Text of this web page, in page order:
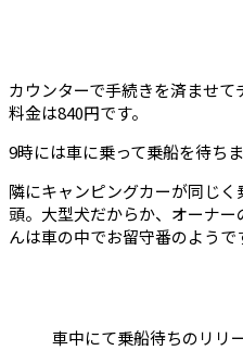
カウンターで手続きを済ませ
料金は840円です。
9時には車に乗って乗船を待ちま
隣にキャンピングカーが同じ
頭。大型犬だからか、オーナ
んは車の中でお留守番のようで
車中にて乗船待ちのリリ